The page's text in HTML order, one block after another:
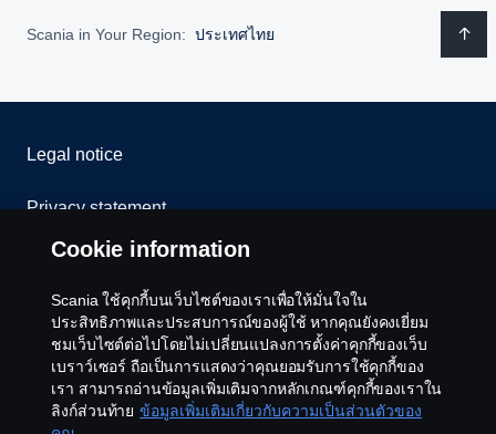
Scania in Your Region: ประเทศไทย
Legal notice
Privacy statement
Cookies
Contact us
Whistleblowing
Cookie settings
Cookie information
Scania ใช้คุกกี้บนเว็บไซต์ของเราเพื่อให้มั่นใจใน
ประสิทธิภาพและประสบการณ์ของผู้ใช้ หากคุณยังคงเยี่ยม
ชมเว็บไซต์ต่อไปโดยไม่เปลี่ยนแปลงการตั้งค่าคุกกี้ของเว็บ
เบราว์เซอร์ ถือเป็นการแสดงว่าคุณยอมรับการใช้คุกกี้ของ
เรา สามารถอ่านข้อมูลเพิ่มเติมจากหลักเกณฑ์คุกกี้ของเราใน
ลิงก์ส่วนท้าย ข้อมูลเพิ่มเติมเกี่ยวกับความเป็นส่วนตัวของ